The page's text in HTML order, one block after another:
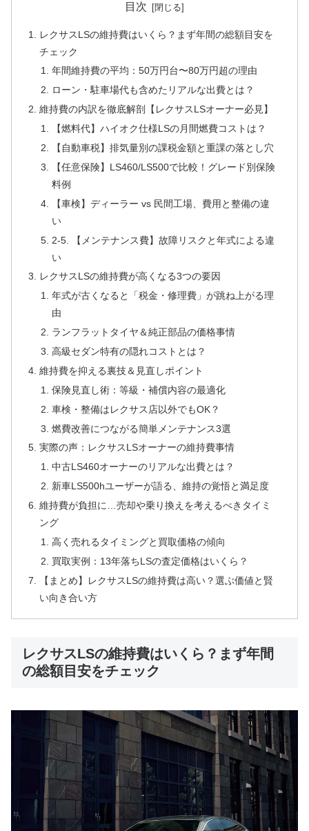
目次
レクサスLSの維持費はいくら？まず年間の総額目安を
チェック
年間維持費の平均：50万円台〜80万円超の理由
ローン・駐車場代も含めたリアルな出費とは？
維持費の内訳を徹底解剖【レクサスLSオーナー必見】
【燃料代】ハイオク仕様LSの月間燃費コストは？
【自動車税】排気量別の課税金額と重課の落とし穴
【任意保険】LS460/LS500で比較！グレード別保険
料例
【車検】ディーラー vs 民間工場、費用と整備の違
い
2-5. 【メンテナンス費】故障リスクと年式による違
い
レクサスLSの維持費が高くなる3つの要因
年式が古くなると「税金・修理費」が跳ね上がる理
由
ランフラットタイヤ＆純正部品の価格事情
高級セダン特有の隠れコストとは？
維持費を抑える裏技＆見直しポイント
保険見直し術：等級・補償内容の最適化
車検・整備はレクサス店以外でもOK？
燃費改善につながる簡単メンテナンス3選
実際の声：レクサスLSオーナーの維持費事情
中古LS460オーナーのリアルな出費とは？
新車LS500hユーザーが語る、維持の覚悟と満足度
維持費が負担に…売却や乗り換えを考えるべきタイミ
ング
高く売れるタイミングと買取価格の傾向
買取実例：13年落ちLSの査定価格はいくら？
【まとめ】レクサスLSの維持費は高い？選ぶ価値と賢
い向き合い方
レクサスLSの維持費はいくら？まず年間
の総額目安をチェック